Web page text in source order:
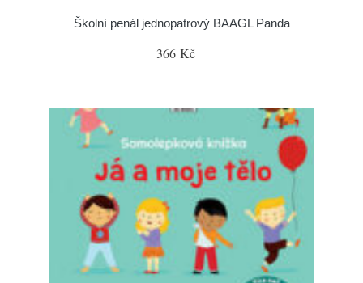
Školní penál jednopatrový BAAGL Panda
366 Kč